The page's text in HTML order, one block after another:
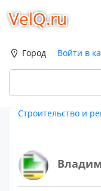
VelQ.ru
Город Войти в
Строительство и